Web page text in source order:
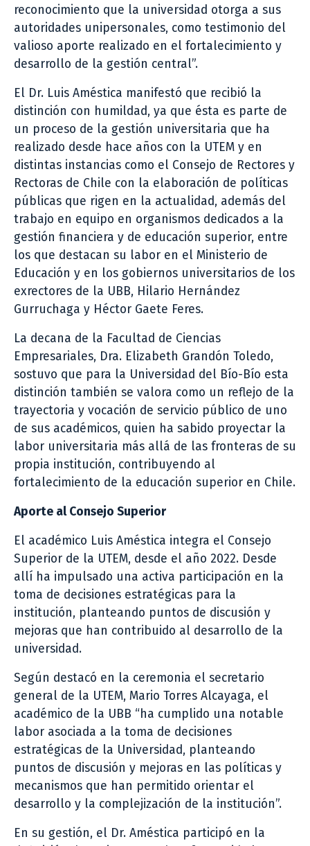
reconocimiento que la universidad otorga a sus
autoridades unipersonales, como testimonio del
valioso aporte realizado en el fortalecimiento y
desarrollo de la gestión central”.
El Dr. Luis Améstica manifestó que recibió la
distinción con humildad, ya que ésta es parte de
un proceso de la gestión universitaria que ha
realizado desde hace años con la UTEM y en
distintas instancias como el Consejo de Rectores y
Rectoras de Chile con la elaboración de políticas
públicas que rigen en la actualidad, además del
trabajo en equipo en organismos dedicados a la
gestión financiera y de educación superior, entre
los que destacan su labor en el Ministerio de
Educación y en los gobiernos universitarios de los
exrectores de la UBB, Hilario Hernández
Gurruchaga y Héctor Gaete Feres.
La decana de la Facultad de Ciencias
Empresariales, Dra. Elizabeth Grandón Toledo,
sostuvo que para la Universidad del Bío-Bío esta
distinción también se valora como un reflejo de la
trayectoria y vocación de servicio público de uno
de sus académicos, quien ha sabido proyectar la
labor universitaria más allá de las fronteras de su
propia institución, contribuyendo al
fortalecimiento de la educación superior en Chile.
Aporte al Consejo Superior
El académico Luis Améstica integra el Consejo
Superior de la UTEM, desde el año 2022. Desde
allí ha impulsado una activa participación en la
toma de decisiones estratégicas para la
institución, planteando puntos de discusión y
mejoras que han contribuido al desarrollo de la
universidad.
Según destacó en la ceremonia el secretario
general de la UTEM, Mario Torres Alcayaga, el
académico de la UBB “ha cumplido una notable
labor asociada a la toma de decisiones
estratégicas de la Universidad, planteando
puntos de discusión y mejoras en las políticas y
mecanismos que han permitido orientar el
desarrollo y la complejización de la institución”.
En su gestión, el Dr. Améstica participó en la